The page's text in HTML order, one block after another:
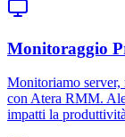
Monitoraggio
Monitoriamo server,
con Atera RMM.
impatti la